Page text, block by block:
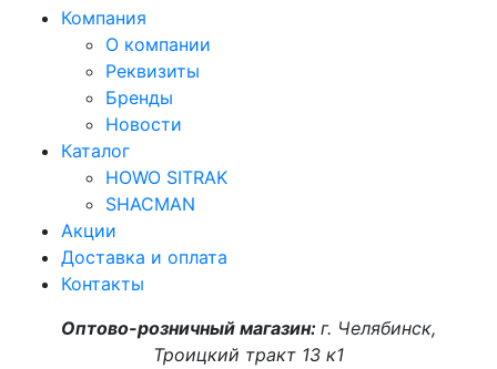
Компания
О компании
Реквизиты
Бренды
Новости
Каталог
HOWO SITRAK
SHACMAN
Акции
Доставка и оплата
Контакты
Оптово-розничный магазин: г. Челябинск,
Троицкий тракт 13 к1